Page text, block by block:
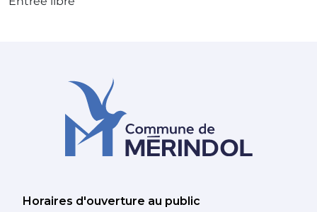
Horaires d'ouverture au public